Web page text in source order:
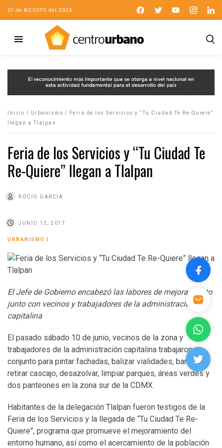
07 de AGOSTO del 2026
Inicio / Urbanismo /
Feria de los Servicios y “Tu Ciudad Te Re-Quiere”
llegan a Tlalpan
Feria de los Servicios y “Tu Ciudad Te
Re-Quiere” llegan a Tlalpan
ROCÍO GARCÍA
JUNIO 12, 2017
URBANISMO
El Jefe de Gobierno encabezó las labores de mejoramiento
junto con vecinos y trabajadores de la administración
capitalina
El pasado sábado 10 de junio, vecinos de la zona y
trabajadores de la administración capitalina trabajaron en
conjunto para pintar fachadas, balizar vialidades, barrer,
retirar cascajo, desazolvar, limpiar parques, áreas verdes y
dos panteones en la zona sur de la CDMX.
Habitantes de la delegación Tlalpan fueron testigos de la
Feria de los Servicios y la llegada de “Tu Ciudad Te Re-
Quiere”, programa que promueve el mejoramiento del
entorno humano, así como el acercamiento de la población